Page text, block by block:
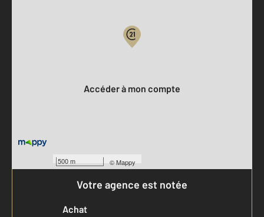
500 m ©Mappy
Accéder à mon compte
Votre agence est notée
Achat